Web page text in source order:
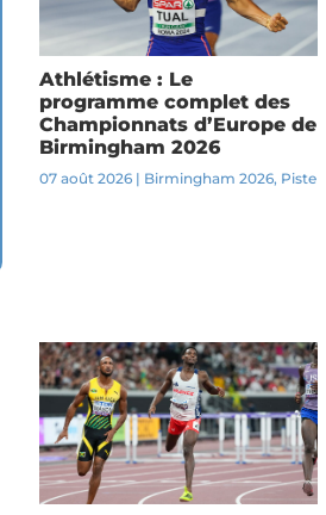
Athlétisme : Le
programme complet des
Championnats d’Europe de
Birmingham 2026
07 août 2026 | Birmingham 2026, Piste